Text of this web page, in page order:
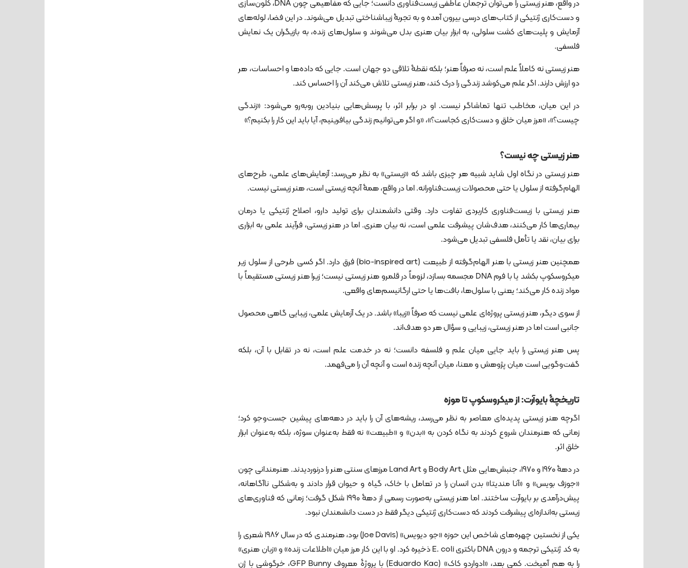
در واقع، هنر زیستی را می‌توان ترجمان عاطفی زیست‌فناوری دانست؛ جایی که مفاهیمی چون DNA، کلون‌سازی
و دست‌کاری ژنتیکی از کتاب‌های درسی بیرون آمده و به تجربۀ زیباشناختی تبدیل می‌شوند. در این فضا، لوله‌های
آزمایش و پلیت‌های کشت سلولی، به ابزار بیان هنری بدل می‌شوند و سلول‌های زنده، به بازیگران یک نمایش
فلسفی.
هنر زیستی نه کاملاً علم است، نه صرفاً هنر؛ بلکه نقطۀ تلاقی دو جهان است. جایی که داده‌ها و احساسات، هر
دو ارزش دارند. اگر علم می‌کوشد زندگی را درک کند، هنر زیستی تلاش می‌کند آن را احساس کند.
در این میان، مخاطب تنها تماشاگر نیست. او در برابر اثر، با پرسش‌هایی بنیادین روبه‌رو می‌شود: «زندگی
چیست؟»، «مرز میان خلق و دست‌کاری کجاست؟»، «و اگر می‌توانیم زندگی بیافرینیم، آیا باید این کار را بکنیم؟»
هنر زیستی چه نیست؟
هنر زیستی در نگاه اول شاید شبیه هر چیزی باشد که «زیستی» به نظر می‌رسد: آزمایش‌های علمی، طرح‌های
الهام‌گرفته از سلول یا حتی محصولات زیست‌فناورانه. اما در واقع، همۀ آنچه زیستی است، هنر زیستی نیست.
هنر زیستی با زیست‌فناوری کاربردی تفاوت دارد. وقتی دانشمندان برای تولید دارو، اصلاح ژنتیکی یا درمان
بیماری‌ها کار می‌کنند، هدف‌شان پیشرفت علمی است، نه بیان هنری. اما در هنر زیستی، فرآیند علمی به ابزاری
برای بیان، نقد یا تأمل فلسفی تبدیل می‌شود.
همچنین هنر زیستی با هنر الهام‌گرفته از طبیعت (bio-inspired art) فرق دارد. اگر کسی طرحی از سلول زیر
میکروسکوپ بکشد یا با فرم DNA مجسمه بسازد، لزوماً در قلمرو هنر زیستی نیست؛ زیرا هنر زیستی مستقیماً با
مواد زنده کار می‌کند؛ یعنی با سلول‌ها، بافت‌ها یا حتی ارگانیسم‌های واقعی.
از سوی دیگر، هنر زیستی پروژه‌ای علمی نیست که صرفاً «زیبا» باشد. در یک آزمایش علمی، زیبایی گاهی محصول
جانبی است اما در هنر زیستی، زیبایی و سؤال هر دو هدف‌اند.
پس هنر زیستی را باید جایی میان علم و فلسفه دانست؛ نه در خدمت علم است، نه در تقابل با آن، بلکه
گفت‌وگویی است میان پژوهش و معنا، میان آنچه زنده است و آنچه آن را می‌فهمد.
تاریخچۀ بایوآرت: از میکروسکوپ تا موزه
اگرچه هنر زیستی پدیده‌ای معاصر به نظر می‌رسد، ریشه‌های آن را باید در دهه‌های پیشین جست‌وجو کرد؛
زمانی که هنرمندان شروع کردند به نگاه کردن به «بدن» و «طبیعت» نه فقط به‌عنوان سوژه، بلکه به‌عنوان ابزار
خلق اثر.
در دهۀ ۱۹۶۰ و ۱۹۷۰، جنبش‌هایی مثل Body Art و Land Art مرزهای سنتی هنر را درنوردیدند. هنرمندانی چون
«جوزف بویس» و «آنا مندیتا» بدن انسان را در تعامل با خاک، گیاه و حیوان قرار دادند و به‌شکلی ناآگاهانه،
پیش‌درآمدی بر بایوآرت ساختند. اما هنر زیستی به‌صورت رسمی از دهۀ ۱۹۹۰ شکل گرفت؛ زمانی که فناوری‌های
زیستی به‌اندازه‌ای پیشرفت کردند که دست‌کاری ژنتیکی دیگر فقط در دست دانشمندان نبود.
یکی از نخستین چهره‌های شاخص این حوزه «جو دیویس» (Joe Davis) بود، هنرمندی که در سال ۱۹۸۶ شعری را
به کد ژنتیکی ترجمه و درون DNA باکتری E. coli ذخیره کرد. او با این کار مرز میان «اطلاعات زنده» و «زبان هنری»
را به هم آمیخت. کمی بعد، «ادواردو کاک» (Eduardo Kac) با پروژۀ معروف GFP Bunny، خرگوشی با ژن